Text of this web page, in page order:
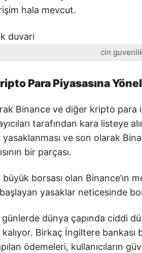
hala mevcut.
cin
Para Piyasasına
Binance ve diğer kripto
tarafından kara listeye
ve son olarak
bir parçası.
büyük borsası olan Binance’ın
başlayan yasaklar neticesinde
dünya çapında ciddi
kalıyor. Birkaç İngiltere
ödemeleri, kullanıcıların